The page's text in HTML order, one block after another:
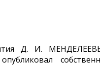
Д. И.